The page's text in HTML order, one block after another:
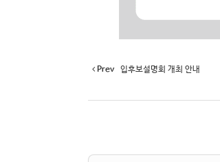
Prev 입후보설명회 개최 안내